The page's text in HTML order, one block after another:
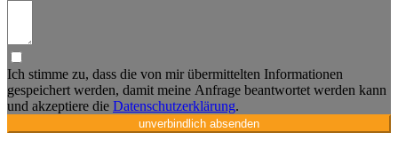
Ich stimme zu, dass die von mir übermittelten Informationen
gespeichert werden, damit meine Anfrage beantwortet werden kann
und akzeptiere die Datenschutzerklärung.
unverbindlich absenden